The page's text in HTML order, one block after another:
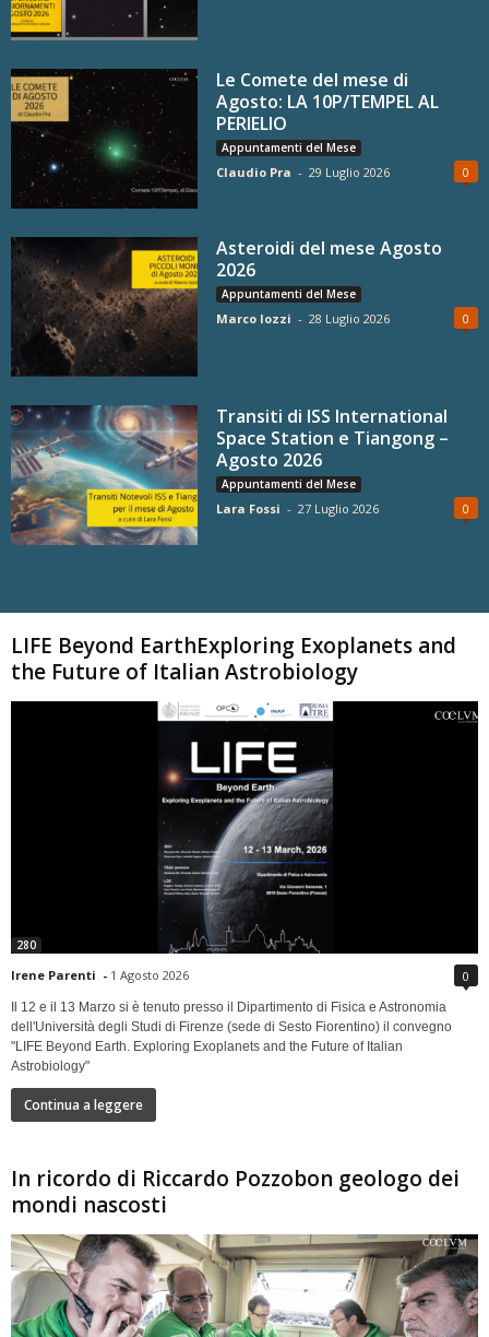
Le Comete del mese di
Agosto: LA 10P/TEMPEL AL
PERIELIO
Appuntamenti del Mese
Claudio Pra - 29 Luglio 2026 0
Asteroidi del mese Agosto
2026
Appuntamenti del Mese
Marco Iozzi - 28 Luglio 2026 0
Transiti di ISS International
Space Station e Tiangong –
Agosto 2026
Appuntamenti del Mese
Lara Fossi - 27 Luglio 2026 0
LIFE Beyond EarthExploring Exoplanets and
the Future of Italian Astrobiology
280
Irene Parenti - 1 Agosto 2026 0
Il 12 e il 13 Marzo si è tenuto presso il Dipartimento di Fisica e Astronomia
dell'Università degli Studi di Firenze (sede di Sesto Fiorentino) il convegno
"LIFE Beyond Earth. Exploring Exoplanets and the Future of Italian
Astrobiology"
Continua a leggere
In ricordo di Riccardo Pozzobon geologo dei
mondi nascosti